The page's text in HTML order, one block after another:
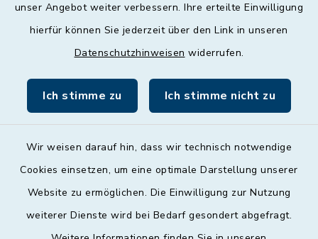
unser Angebot weiter verbessern. Ihre erteilte Einwilligung
hierfür können Sie jederzeit über den Link in unseren
Datenschutzhinweisen widerrufen.
Ich stimme zu Ich stimme nicht zu
Wir weisen darauf hin, dass wir technisch notwendige
Cookies einsetzen, um eine optimale Darstellung unserer
Website zu ermöglichen. Die Einwilligung zur Nutzung
weiterer Dienste wird bei Bedarf gesondert abgefragt.
Donnerstag
09:00 - 12:00 und 13:00 - 18:00 Uhr
09:00 - 12:00 Uhr